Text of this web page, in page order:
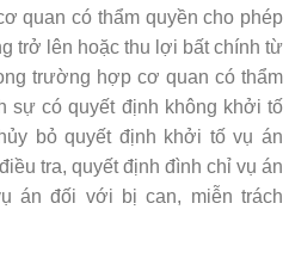
quan có thẩm quyền cho phép
trở lên hoặc thu lợi bất chính từ
trường hợp cơ quan có thẩm
sự có quyết định không khởi tố
bỏ quyết định khởi tố vụ án
tra, quyết định đình chỉ vụ án
án đối với bị can, miễn trách